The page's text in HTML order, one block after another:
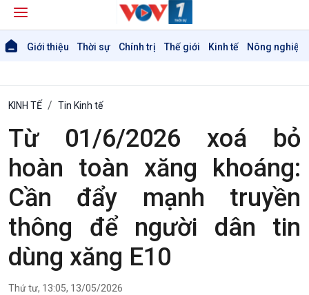
Giới thiệu Thời sự Chính trị Thế giới Kinh tế Nông nghiệp
KINH TẾ Tin Kinh tế
Từ 01/6/2026 xoá bỏ
hoàn toàn xăng khoáng:
Cần đẩy mạnh truyền
thông để người dân tin
dùng xăng E10
Thứ tư, 13:05, 13/05/2026